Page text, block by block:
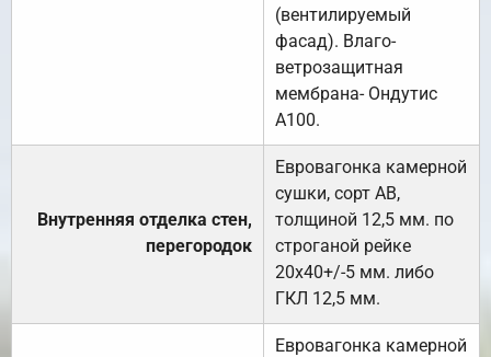
(вентилируемый
фасад). Влаго-
ветрозащитная
мембрана- Ондутис
А100.
Внутренняя отделка стен,
перегородок
Евровагонка камерной
сушки, сорт АВ,
толщиной 12,5 мм. по
строганой рейке
20х40+/-5 мм. либо
ГКЛ 12,5 мм.
Евровагонка камерной